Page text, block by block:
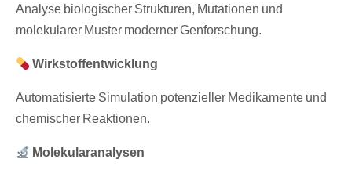
Analyse biologischer Strukturen, Mutationen und
molekularer Muster moderner Genforschung.
Wirkstoffentwicklung
Automatisierte Simulation potenzieller Medikamente und
chemischer Reaktionen.
Molekularanalysen